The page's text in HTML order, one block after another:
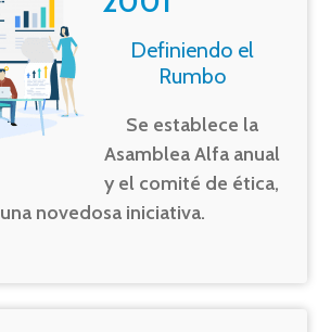
Definiendo el
Rumbo
Se establece la
Asamblea Alfa anual
y el comité de ética,
una novedosa iniciativa.